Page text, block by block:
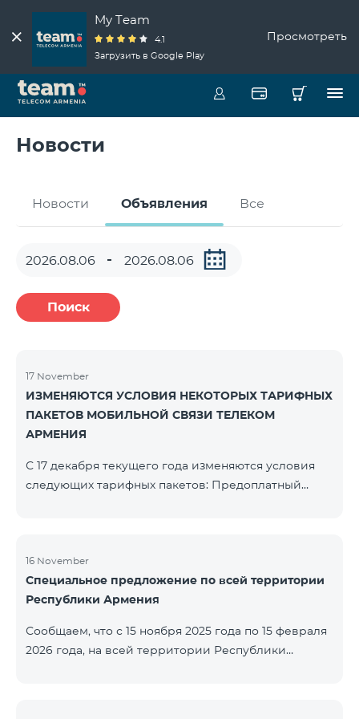
My Team
4.1
Загрузить в Google Play
Просмотреть
Новости
Новости Объявления Все
Поиск
17 November
ИЗМЕНЯЮТСЯ УСЛОВИЯ НЕКОТОРЫХ ТАРИФНЫХ
ПАКЕТОВ МОБИЛЬНОЙ СВЯЗИ ТЕЛЕКОМ
АРМЕНИЯ
С 17 декабря текущего года изменяются условия
следующих тарифных пакетов: Предоплатный
Абоненты получат 600 минут на все сети РА, США,
Канады, Beeline РФ и Tele2 вместо прежних 300
минут и 14 ГБ интернета вместо прежних 7 ГБ.
будет переименован в «Be Free 3200». Абонентская
пла
16 November
Специальное предложение по всей территории
Республики Армения
Сообщаем, что с 15 ноября 2025 года по 15 февраля
2026 года, на всей территории Республики